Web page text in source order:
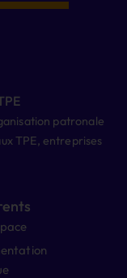
patronale
TPE, entreprises